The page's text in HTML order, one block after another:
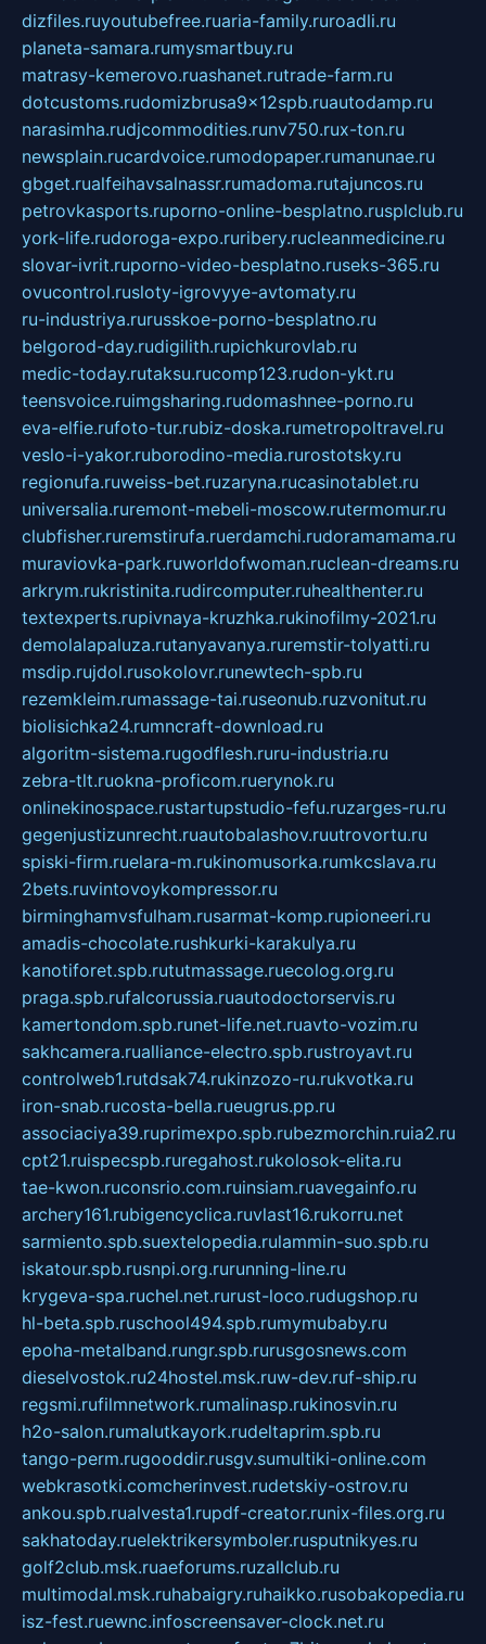
dizfiles.ruyoutubefree.ruaria-family.ruroadli.ru
planeta-samara.rumysmartbuy.ru
matrasy-kemerovo.ruashanet.rutrade-farm.ru
dotcustoms.rudomizbrusa9x12spb.ruautodamp.ru
narasimha.rudjcommodities.runv750.rux-ton.ru
newsplain.rucardvoice.rumodopaper.rumanunae.ru
gbget.rualfeihavsalnassr.rumadoma.rutajuncos.ru
petrovkasports.ruporno-online-besplatno.rusplclub.ru
york-life.rudoroga-expo.ruribery.rucleanmedicine.ru
slovar-ivrit.ruporno-video-besplatno.ruseks-365.ru
ovucontrol.rusloty-igrovyye-avtomaty.ru
ru-industriya.rurusskoe-porno-besplatno.ru
belgorod-day.rudigilith.rupichkurovlab.ru
medic-today.rutaksu.rucomp123.rudon-ykt.ru
teensvoice.ruimgsharing.rudomashnee-porno.ru
eva-elfie.rufoto-tur.rubiz-doska.rumetropoltravel.ru
veslo-i-yakor.ruborodino-media.rurostotsky.ru
regionufa.ruweiss-bet.ruzaryna.rucasinotablet.ru
universalia.ruremont-mebeli-moscow.rutermomur.ru
clubfisher.ruremstirufa.ruerdamchi.rudoramamama.ru
muraviovka-park.ruworldofwoman.ruclean-dreams.ru
arkrym.rukristinita.rudircomputer.ruhealthenter.ru
textexperts.rupivnaya-kruzhka.rukinofilmy-2021.ru
demolalapaluza.rutanyavanya.ruremstir-tolyatti.ru
msdip.rujdol.rusokolovr.runewtech-spb.ru
rezemkleim.rumassage-tai.ruseonub.ruzvonitut.ru
biolisichka24.rumncraft-download.ru
algoritm-sistema.rugodflesh.ruru-industria.ru
zebra-tlt.ruokna-proficom.ruerynok.ru
onlinekinospace.rustartupstudio-fefu.ruzarges-ru.ru
gegenjustizunrecht.ruautobalashov.ruutrovortu.ru
spiski-firm.ruelara-m.rukinomusorka.rumkcslava.ru
2bets.ruvintovoykompressor.ru
birminghamvsfulham.rusarmat-komp.rupioneeri.ru
amadis-chocolate.rushkurki-karakulya.ru
kanotiforet.spb.rututmassage.ruecolog.org.ru
praga.spb.rufalcorussia.ruautodoctorservis.ru
kamertondom.spb.runet-life.net.ruavto-vozim.ru
sakhcamera.rualliance-electro.spb.rustroyavt.ru
controlweb1.rutdsak74.rukinzozo-ru.rukvotka.ru
iron-snab.rucosta-bella.rueugrus.pp.ru
associaciya39.ruprimexpo.spb.rubezmorchin.ruia2.ru
cpt21.ruispecspb.ruregahost.rukolosok-elita.ru
tae-kwon.ruconsrio.com.ruinsiam.ruavegainfo.ru
archery161.rubigencyclica.ruvlast16.rukorru.net
sarmiento.spb.suextelopedia.rulammin-suo.spb.ru
iskatour.spb.rusnpi.org.rurunning-line.ru
krygeva-spa.ruchel.net.rurust-loco.rudugshop.ru
hl-beta.spb.ruschool494.spb.rumymubaby.ru
epoha-metalband.rungr.spb.rurusgosnews.com
dieselvostok.ru24hostel.msk.ruw-dev.ruf-ship.ru
regsmi.rufilmnetwork.rumalinasp.rukinosvin.ru
h2o-salon.rumalutkayork.rudeltaprim.spb.ru
tango-perm.rugooddir.rusgv.sumultiki-online.com
webkrasotki.comcherinvest.rudetskiy-ostrov.ru
ankou.spb.rualvesta1.rupdf-creator.runix-files.org.ru
sakhatoday.ruelektrikersymboler.rusputnikyes.ru
golf2club.msk.ruaeforums.ruzallclub.ru
multimodal.msk.ruhabaigry.ruhaikko.rusobakopedia.ru
isz-fest.ruewnc.infoscreensaver-clock.net.ru